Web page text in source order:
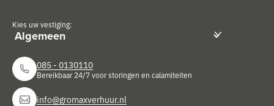
Kies uw vestiging:
085 - 0130110
Bereikbaar 24/7 voor storingen en calamiteiten
info@gromaxverhuur.nl